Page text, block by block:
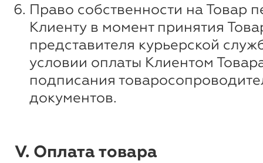
Право собственности на Товар
Клиенту в момент принятия
представителя курьерской
условии оплаты Клиентом
подписания
документов.
V. Оплата товара